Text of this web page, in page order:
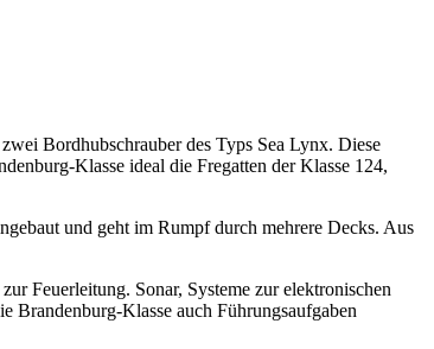
Bordhubschrauber des Typs Sea Lynx. Diese
Klasse ideal die Fregatten der Klasse 124,
und geht im Rumpf durch mehrere Decks. Aus
Feuerleitung. Sonar, Systeme zur elektronischen
Brandenburg-Klasse auch Führungsaufgaben